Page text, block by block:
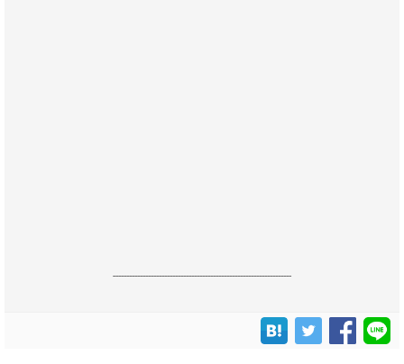
------------------------------------------------------------------